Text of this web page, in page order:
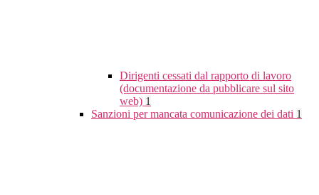
Dirigenti cessati dal rapporto di lavoro
(documentazione da pubblicare sul sito
web) 1
Sanzioni per mancata comunicazione dei dati 1